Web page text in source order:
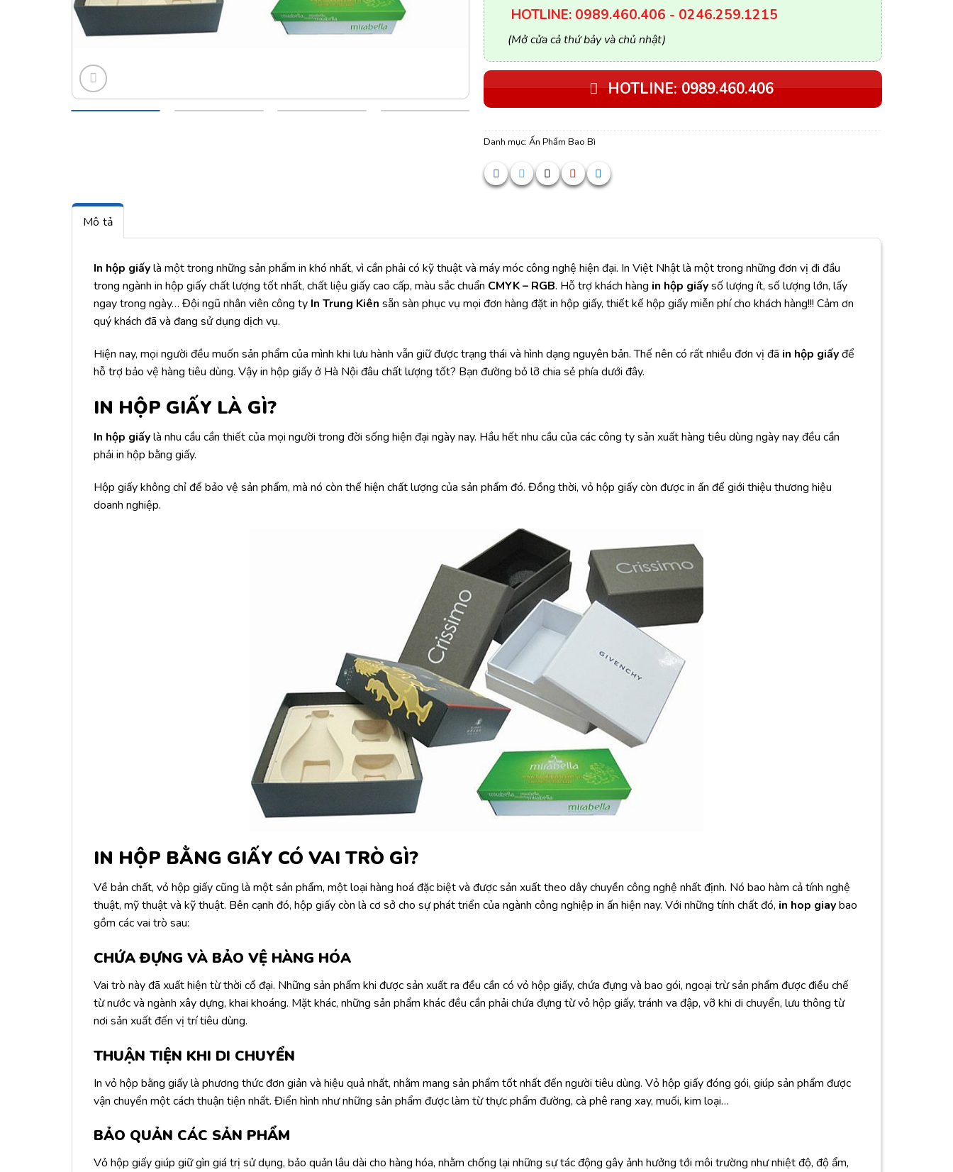
HOTLINE: 0989.460.406 - 0246.259.1215
(Mở cửa cả thứ bảy và chủ nhật)
HOTLINE: 0989.460.406
Danh mục: Ấn Phẩm Bao Bì
Mô tả
In hộp giấylà một trong những sản phẩm in khó nhất, vì cần phải có kỹ thuật và máy móc công nghệ hiện đại. In Việt Nhật là một trong những đơn vị đi đầu
trong ngành in hộp giấy chất lượng tốt nhất, chất liệu giấy cao cấp, màu sắc chuẩn CMYK – RGB. Hỗ trợ khách hàng in hộp giấysố lượng ít, số lượng lớn, lấy
ngay trong ngày… Đội ngũ nhân viên công ty In Trung Kiên sẵn sàn phục vụ mọi đơn hàng đặt in hộp giấy, thiết kế hộp giấy miễn phí cho khách hàng!!! Cảm ơn
quý khách đã và đang sử dụng dịch vụ.
Hiện nay, mọi người đều muốn sản phẩm của mình khi lưu hành vẫn giữ được trạng thái và hình dạng nguyên bản. Thế nên có rất nhiều đơn vị đã in hộp giấyđể
hỗ trợ bảo vệ hàng tiêu dùng. Vậy in hộp giấy ở Hà Nội đâu chất lượng tốt? Bạn đường bỏ lỡ chia sẻ phía dưới đây.
IN HỘP GIẤY LÀ GÌ?
In hộp giấylà nhu cầu cần thiết của mọi người trong đời sống hiện đại ngày nay. Hầu hết nhu cầu của các công ty sản xuất hàng tiêu dùng ngày nay đều cần
phải in hộp bằng giấy.
Hộp giấy không chỉ để bảo vệ sản phẩm, mà nó còn thể hiện chất lượng của sản phẩm đó. Đồng thời, vỏ hộp giấy còn được in ấn để giới thiệu thương hiệu
doanh nghiệp.
IN HỘP BẰNG GIẤY CÓ VAI TRÒ GÌ?
Về bản chất, vỏ hộp giấy cũng là một sản phẩm, một loại hàng hoá đặc biệt và được sản xuất theo dây chuyền công nghệ nhất định. Nó bao hàm cả tính nghệ
thuật, mỹ thuật và kỹ thuật. Bên cạnh đó, hộp giấy còn là cơ sở cho sự phát triển của ngành công nghiệp in ấn hiện nay. Với những tính chất đó, in hop giaybao
gồm các vai trò sau:
CHỨA ĐỰNG VÀ BẢO VỆ HÀNG HÓA
Vai trò này đã xuất hiện từ thời cổ đại. Những sản phẩm khi được sản xuất ra đều cần có vỏ hộp giấy, chứa đựng và bao gói, ngoại trừ sản phẩm được điều chế
từ nước và ngành xây dựng, khai khoáng. Mặt khác, những sản phẩm khác đều cần phải chứa đựng từ vỏ hộp giấy, tránh va đập, vỡ khi di chuyển, lưu thông từ
nơi sản xuất đến vị trí tiêu dùng.
THUẬN TIỆN KHI DI CHUYỂN
In vỏ hộp bằng giấy là phương thức đơn giản và hiệu quả nhất, nhằm mang sản phẩm tốt nhất đến người tiêu dùng. Vỏ hộp giấy đóng gói, giúp sản phẩm được
vận chuyển một cách thuận tiện nhất. Điển hình như những sản phẩm được làm từ thực phẩm đường, cà phê rang xay, muối, kim loại…
BẢO QUẢN CÁC SẢN PHẨM
Vỏ hộp giấy giúp giữ gìn giá trị sử dụng, bảo quản lâu dài cho hàng hóa, nhằm chống lại những sự tác động gây ảnh hưởng tới môi trường như nhiệt độ, độ ẩm,